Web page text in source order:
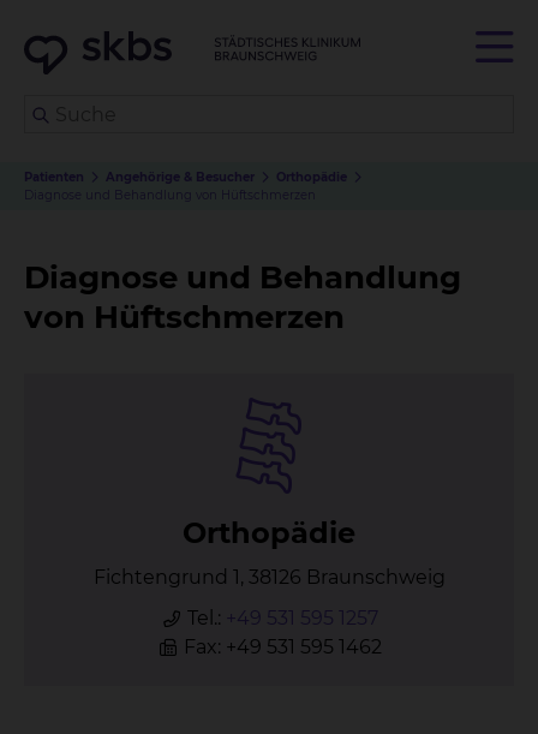
Patienten Angehörige & Besucher
Orthopädie
Diagnose und Behandlung von Hüftschmerzen
Diagnose und Behandlung
von Hüftschmerzen
Or­tho­pä­die
Fichtengrund 1, 38126 Braunschweig
Tel.: +49 531 595 1257
Fax: +49 531 595 1462